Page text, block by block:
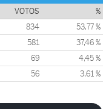
VOTOS %
834 53,77 %
581 37,46 %
69 4,45 %
56 3,61 %